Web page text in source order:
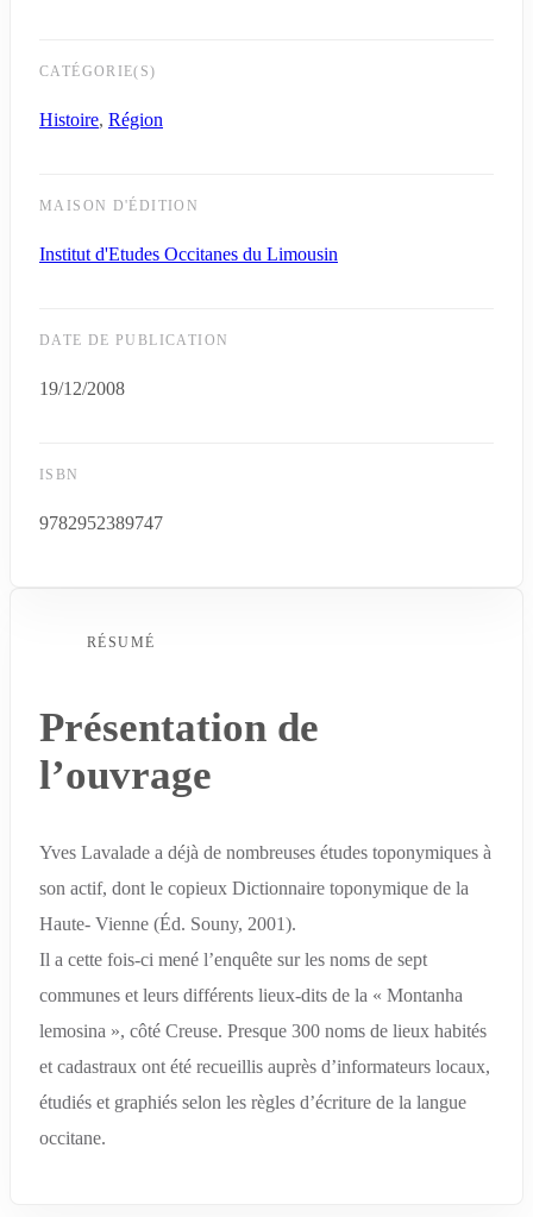
CATÉGORIE(S)
Histoire, Région
MAISON D'ÉDITION
Institut d'Etudes Occitanes du Limousin
DATE DE PUBLICATION
19/12/2008
ISBN
9782952389747
RÉSUMÉ
Présentation de
l’ouvrage
Yves Lavalade a déjà de nombreuses études toponymiques à
son actif, dont le copieux Dictionnaire toponymique de la
Haute- Vienne (Éd. Souny, 2001).
Il a cette fois-ci mené l’enquête sur les noms de sept
communes et leurs différents lieux-dits de la « Montanha
lemosina », côté Creuse. Presque 300 noms de lieux habités
et cadastraux ont été recueillis auprès d’informateurs locaux,
étudiés et graphiés selon les règles d’écriture de la langue
occitane.